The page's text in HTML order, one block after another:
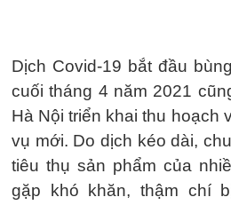
Dịch Covid-19 bắt đầu
cuối tháng 4 năm 2021
Hà Nội triển khai thu hoạch
vụ mới. Do dịch kéo dài,
tiêu thụ sản phẩm của
gặp khó khăn, thậm chí